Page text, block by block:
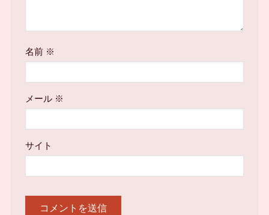
名前 ※
メール ※
サイト